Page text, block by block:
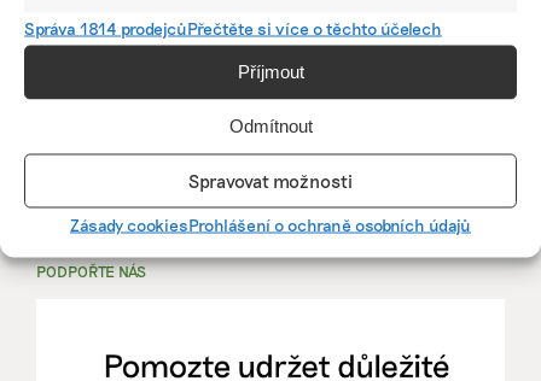
Správa 1814 prodejcůPřečtěte si více o těchto účelech
Příjmout
Odmítnout
Spravovat možnosti
Zásady cookiesProhlášení o ochraně osobních údajů
udržitelnosti
Více naEkoJobs>
PODPOŘTE NÁS